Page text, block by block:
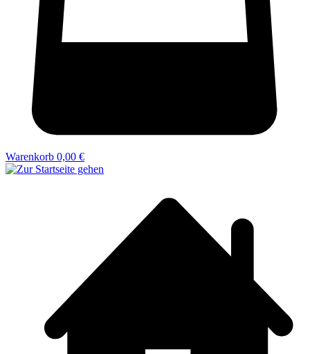
Warenkorb 0,00 €